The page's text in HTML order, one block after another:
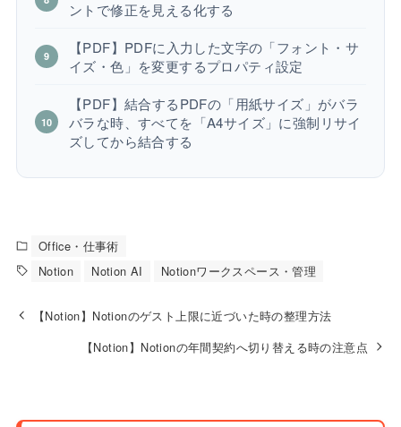
ントで修正を見える化する
【PDF】PDFに入力した文字の「フォント・サ
イズ・色」を変更するプロパティ設定
【PDF】結合するPDFの「用紙サイズ」がバラ
バラな時、すべてを「A4サイズ」に強制リサイ
ズしてから結合する
Office・仕事術
Notion
Notion AI Notionワークスペース・管理
【Notion】Notionのゲスト上限に近づいた時の整理方法
【Notion】Notionの年間契約へ切り替える時の注意点